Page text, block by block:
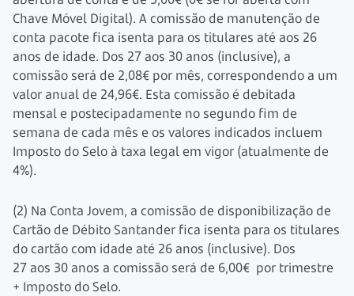
Chave Móvel Digital). A comissão de manutenção de
conta pacote fica isenta para os titulares até aos 26
anos de idade. Dos 27 aos 30 anos (inclusive), a
comissão será de 2,08€ por mês, correspondendo a um
valor anual de 24,96€. Esta comissão é debitada
mensal e postecipadamente no segundo fim de
semana de cada mês e os valores indicados incluem
Imposto do Selo à taxa legal em vigor (atualmente de
4%).
(2) Na Conta Jovem, a comissão de disponibilização de
Cartão de Débito Santander fica isenta para os titulares
do cartão com idade até 26 anos (inclusive). Dos
27 aos 30 anos a comissão será de 6,00€ por trimestre
+ Imposto do Selo.